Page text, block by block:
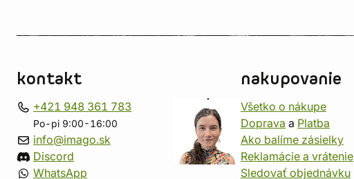
kontakt
+421 948 361 783
Po-pi 9:00-16:00
info@imago.sk
Discord
WhatsApp
nakupovanie
Všetko o nákupe
Doprava a Platba
Ako balíme zásielky
Reklamácie a vrátenie
Sledovať objednávku